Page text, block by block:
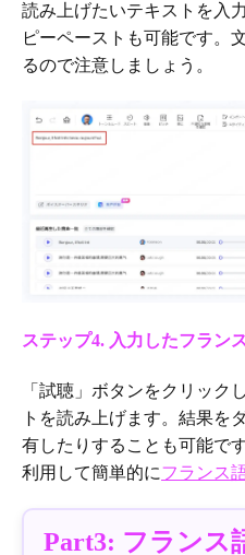
読み上げたいテキストを入
ピーペーストも可能です。
るので注意しましょう。
ステップ4. 入力したフラン
「試聴」ボタンをクリック
トを読み上げます。結果を
有したりすることも可能で
利用して簡単的にフランス
Part3: フランス